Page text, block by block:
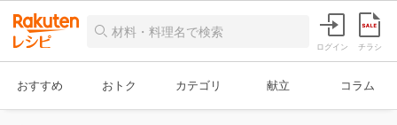
ログイン チラシ
おすすめ おトク カテゴリ 献立 コラム